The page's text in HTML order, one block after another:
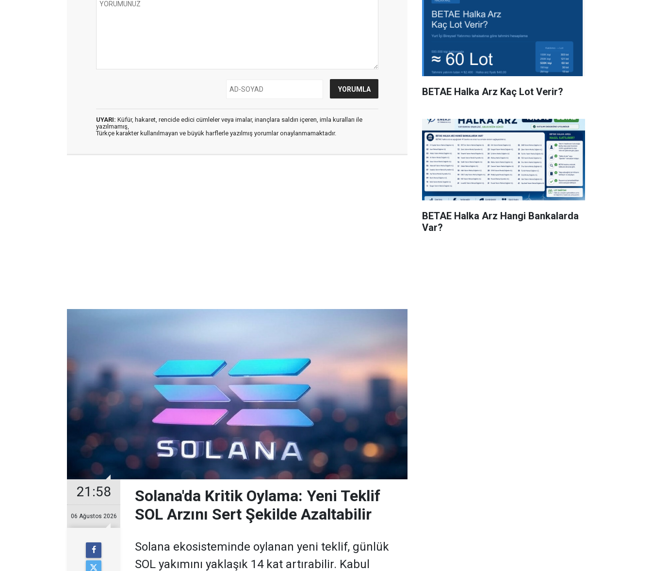
UYARI: Küfür, hakaret, rencide edici cümleler veya imalar, inançlara saldırı içeren, imla kuralları ile
yazılmamış,
Türkçe karakter kullanılmayan ve büyük harflerle yazılmış yorumlar onaylanmamaktadır.
21:58
06 Ağustos 2026
Solana'da Kritik Oylama: Yeni Teklif
SOL Arzını Sert Şekilde Azaltabilir
Solana ekosisteminde oylanan yeni teklif, günlük
SOL yakımını yaklaşık 14 kat artırabilir. Kabul
BETAE Halka Arz Kaç Lot Verir?
BETAE Halka Arz Hangi Bankalarda
Var?